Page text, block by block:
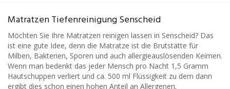
v
g
t
Matratzen Tiefenreinigung Senscheid
Möchten Sie Ihre Matratzen reinigen lassen in Senscheid? Das
ist eine gute Idee, denn die Matratze ist die Brutstätte für
Milben, Bakterien, Sporen und auch allergieauslösenden Keimen.
Wenn man bedenkt das jeder Mensch pro Nacht 1,5 Gramm
Hautschuppen verliert und ca. 500 ml Flüssigkeit zu dem dann
ergibt dies schon einen hohen Anteil an Allergenen.